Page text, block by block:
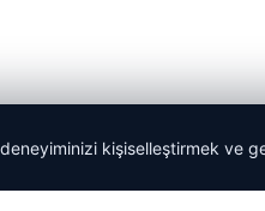
kişiselleştirmek ve